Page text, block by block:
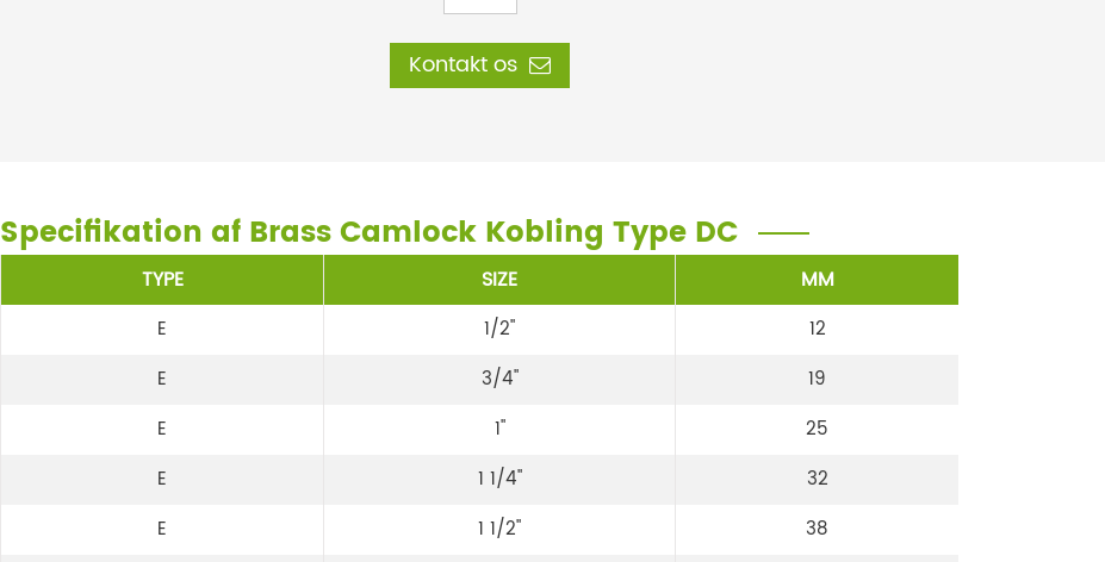
Kontakt os
Specifikation af Brass Camlock Kobling Type DC
TYPE SIZE MM
E 1/2"
12
E
3/4"
19
E
1"
25
E
1 1/4"
32
E
1 1/2"
38